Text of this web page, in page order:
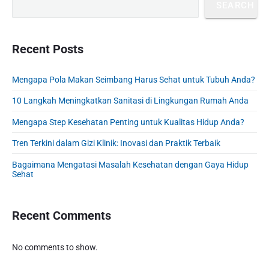
i
n
s
o
t
r
i
d
b
r
Recent Posts
Mengapa Pola Makan Seimbang Harus Sehat untuk Tubuh Anda?
10 Langkah Meningkatkan Sanitasi di Lingkungan Rumah Anda
Mengapa Step Kesehatan Penting untuk Kualitas Hidup Anda?
Tren Terkini dalam Gizi Klinik: Inovasi dan Praktik Terbaik
Bagaimana Mengatasi Masalah Kesehatan dengan Gaya Hidup
Sehat
Recent Comments
No comments to show.